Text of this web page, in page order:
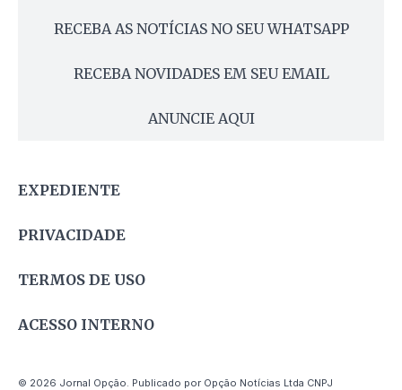
RECEBA AS NOTÍCIAS NO SEU WHATSAPP
RECEBA NOVIDADES EM SEU EMAIL
ANUNCIE AQUI
EXPEDIENTE
PRIVACIDADE
TERMOS DE USO
ACESSO INTERNO
© 2026 Jornal Opção. Publicado por Opção Notícias Ltda CNPJ